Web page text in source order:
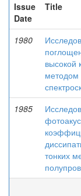
Issue
Date
Title
1980
высокой
методом
1985
тонких